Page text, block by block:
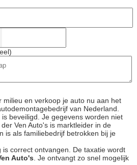
milieu en verkoop je auto nu aan het
van Nederland.
beveiligd. Je gegevens worden niet
Ven Auto's is marktleider in de
is als familiebedrijf betrokken bij je
is correct ontvangen. De taxatie wordt
Auto's Je ontvangt zo snel mogelijk